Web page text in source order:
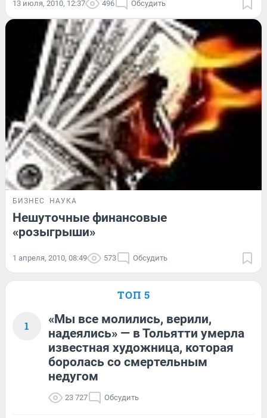
13 июля, 2010, 12:37 496 Обсудить
БИЗНЕС НАУКА
Нешуточные финансовые
«розыгрыши»
1 апреля, 2010, 08:49 573 Обсудить
ТОП 5
1
«Мы все молились, верили,
надеялись» — в Тольятти умерла
известная художница, которая
боролась со смертельным
недугом
23 727 Обсудить